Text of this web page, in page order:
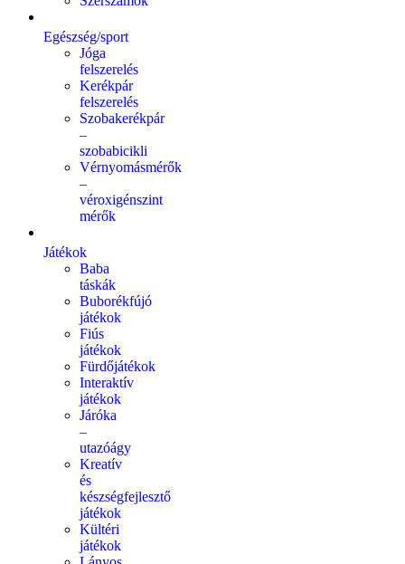
Egészség/sport
Jóga
felszerelés
Kerékpár
felszerelés
Szobakerékpár
–
szobabicikli
Vérnyomásmérők
–
véroxigénszint
mérők
Játékok
Baba
táskák
Buborékfújó
játékok
Fiús
játékok
Fürdőjátékok
Interaktív
játékok
Járóka
–
utazóágy
Kreatív
és
készségfejlesztő
játékok
Kültéri
játékok